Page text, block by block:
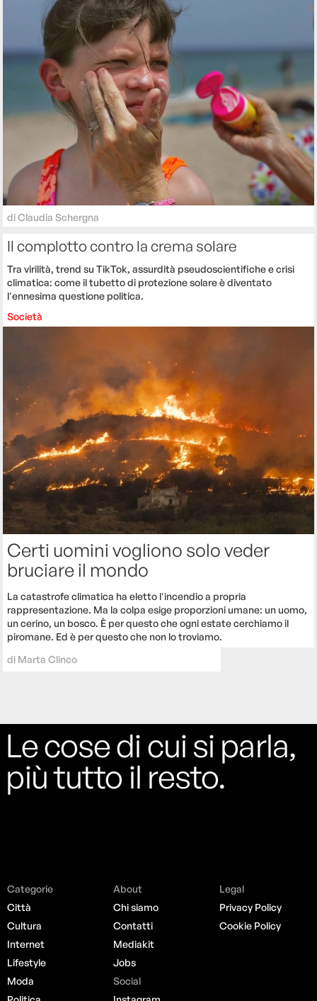
diClaudia Schergna
Il complotto contro la crema solare
Tra virilità, trend su TikTok, assurdità pseudoscientifiche e crisi
climatica: come il tubetto di protezione solare è diventato
l'ennesima questione politica.
Società
Certi uomini vogliono solo veder
bruciare il mondo
La catastrofe climatica ha eletto l'incendio a propria
rappresentazione. Ma la colpa esige proporzioni umane: un uomo,
un cerino, un bosco. È per questo che ogni estate cerchiamo il
piromane. Ed è per questo che non lo troviamo.
di Marta Clinco
Le cose di cui si parla,
più tutto il resto.
Categorie
Città
Cultura
Internet
Lifestyle
Moda
About
Chi siamo
Contatti
Mediakit
Jobs
Social
Legal
Privacy Policy
Cookie Policy